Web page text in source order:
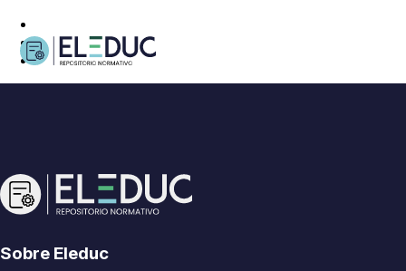
Sobre Eleduc